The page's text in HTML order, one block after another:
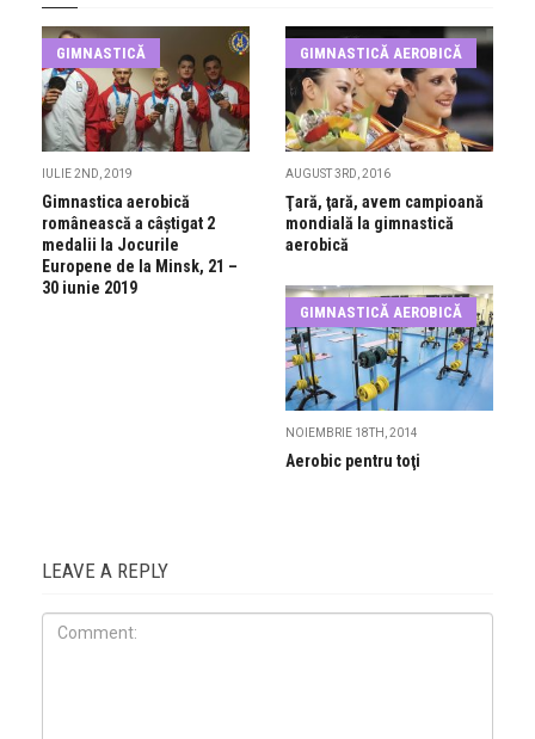
GIMNASTICĂ
IULIE 2ND, 2019
Gimnastica aerobică
românească a câștigat 2
medalii la Jocurile
Europene de la Minsk, 21 –
30 iunie 2019
GIMNASTICĂ AEROBICĂ
AUGUST 3RD, 2016
Ţară, ţară, avem campioană
mondială la gimnastică
aerobică
GIMNASTICĂ AEROBICĂ
NOIEMBRIE 18TH, 2014
Aerobic pentru toţi
LEAVE A REPLY